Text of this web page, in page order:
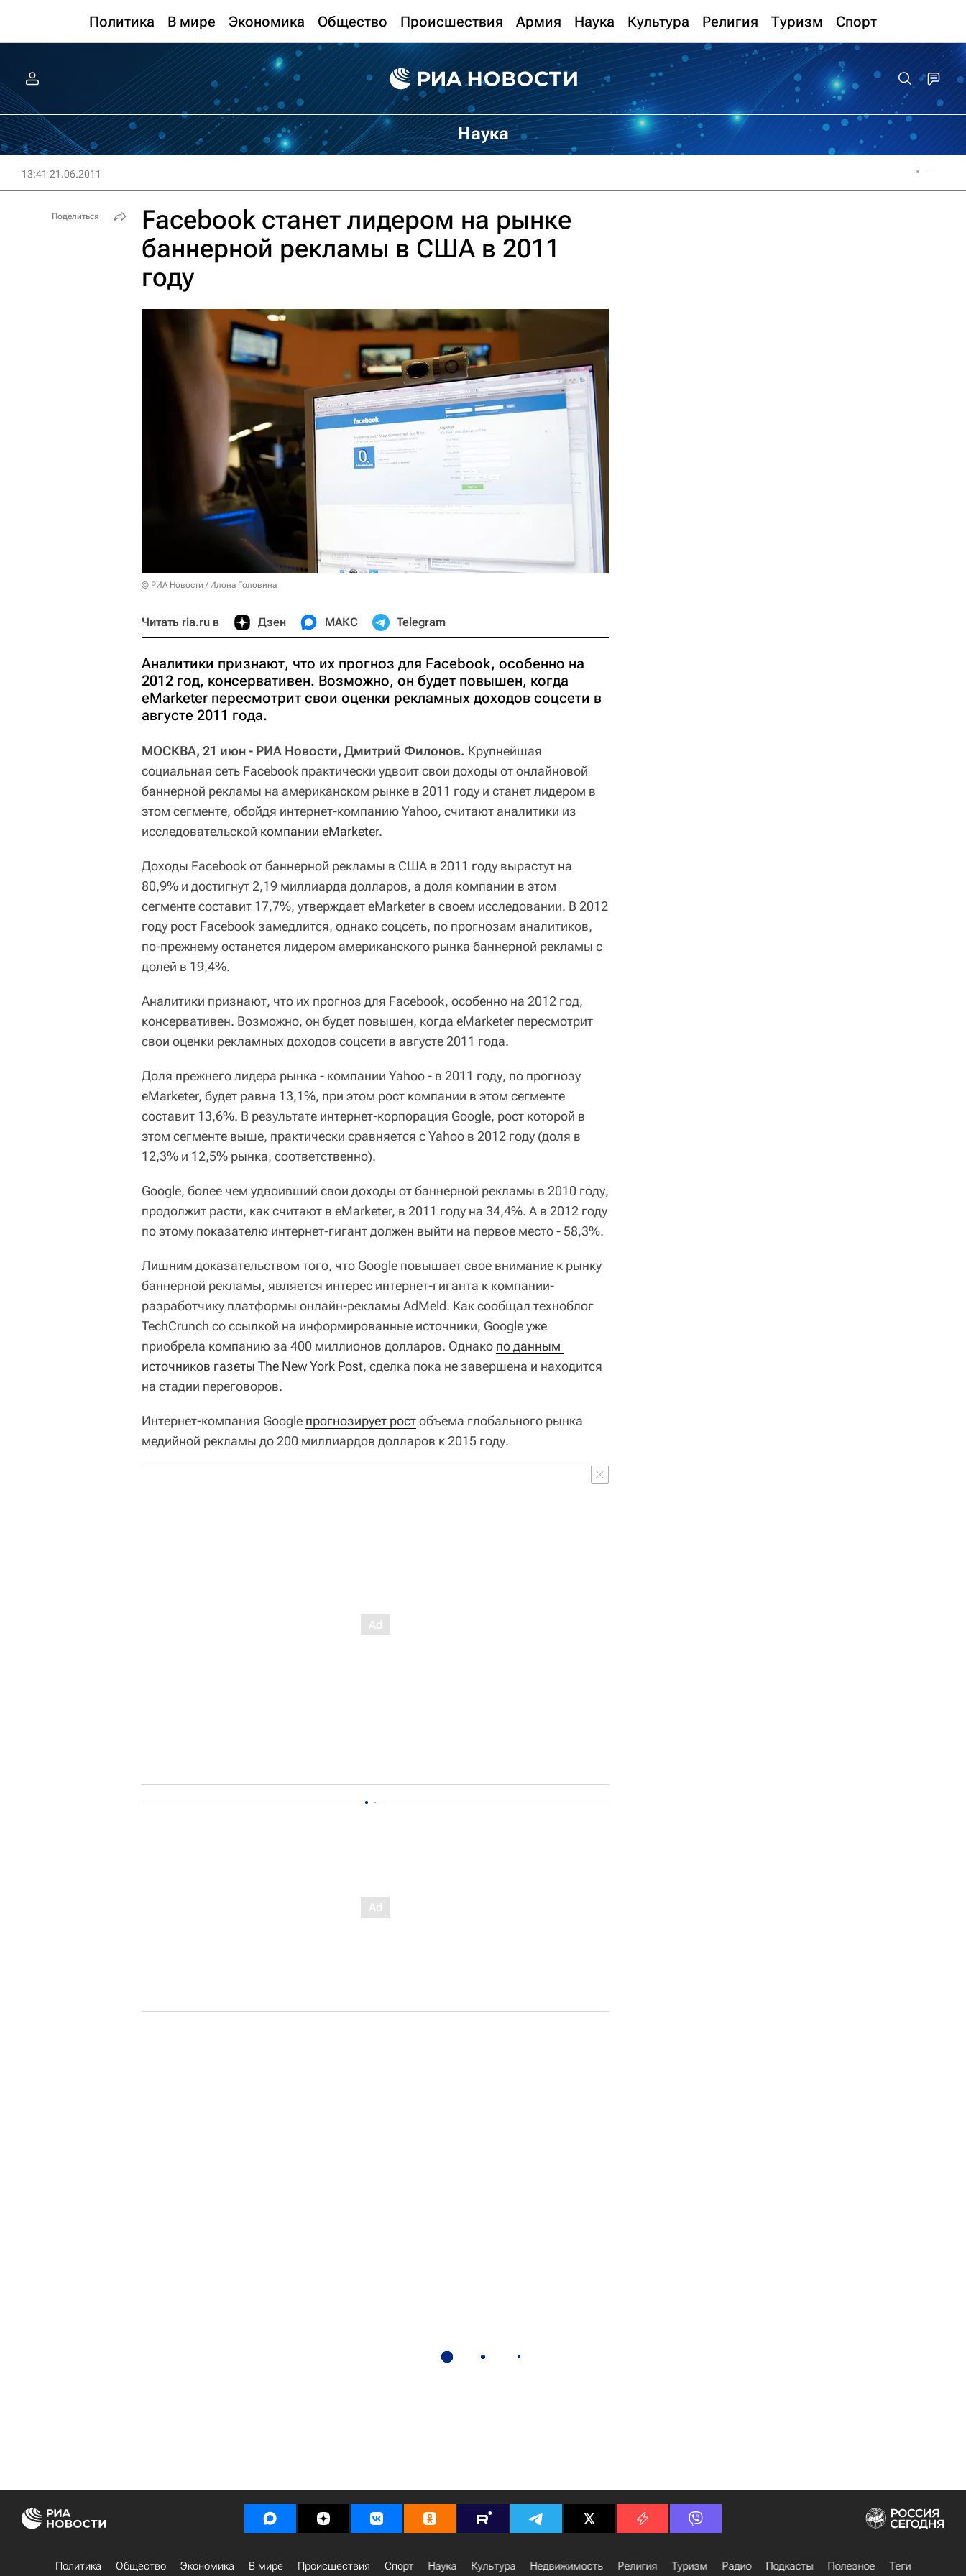
Политика В мире Экономика Общество Происшествия Армия Наука Культура Религия Туризм Спорт
Наука
13:41 21.06.2011
Facebook станет лидером на рынке
баннерной рекламы в США в 2011
году
© РИА Новости / Илона Головина
Читать ria.ru в Дзен МАКС Telegram
Аналитики признают, что их прогноз для Facebook, особенно на
2012 год, консервативен. Возможно, он будет повышен, когда
eMarketer пересмотрит свои оценки рекламных доходов соцсети в
августе 2011 года.
МОСКВА, 21 июн - РИА Новости, Дмитрий Филонов. Крупнейшая
социальная сеть Facebook практически удвоит свои доходы от онлайновой
баннерной рекламы на американском рынке в 2011 году и станет лидером в
этом сегменте, обойдя интернет-компанию Yahoo, считают аналитики из
исследовательской компании eMarketer.
Доходы Facebook от баннерной рекламы в США в 2011 году вырастут на
80,9% и достигнут 2,19 миллиарда долларов, а доля компании в этом
сегменте составит 17,7%, утверждает eMarketer в своем исследовании. В 2012
году рост Facebook замедлится, однако соцсеть, по прогнозам аналитиков,
по-прежнему останется лидером американского рынка баннерной рекламы с
долей в 19,4%.
Аналитики признают, что их прогноз для Facebook, особенно на 2012 год,
консервативен. Возможно, он будет повышен, когда eMarketer пересмотрит
свои оценки рекламных доходов соцсети в августе 2011 года.
Доля прежнего лидера рынка - компании Yahoo - в 2011 году, по прогнозу
eMarketer, будет равна 13,1%, при этом рост компании в этом сегменте
составит 13,6%. В результате интернет-корпорация Google, рост которой в
этом сегменте выше, практически сравняется с Yahoo в 2012 году (доля в
12,3% и 12,5% рынка, соответственно).
Google, более чем удвоивший свои доходы от баннерной рекламы в 2010 году,
продолжит расти, как считают в eMarketer, в 2011 году на 34,4%. А в 2012 году
по этому показателю интернет-гигант должен выйти на первое место - 58,3%.
Лишним доказательством того, что Google повышает свое внимание к рынку
баннерной рекламы, является интерес интернет-гиганта к компании-
разработчику платформы онлайн-рекламы AdMeld. Как сообщал техноблог
TechCrunch со ссылкой на информированные источники, Google уже
приобрела компанию за 400 миллионов долларов. Однако по данным
источников газеты The New York Post, сделка пока не завершена и находится
на стадии переговоров.
Интернет-компания Google прогнозирует ростобъема глобального рынка
медийной рекламы до 200 миллиардов долларов к 2015 году.
Поделиться
Политика Общество Экономика В мире Происшествия Спорт Наука Культура Недвижимость Религия Туризм Радио Подкасты Полезное Теги